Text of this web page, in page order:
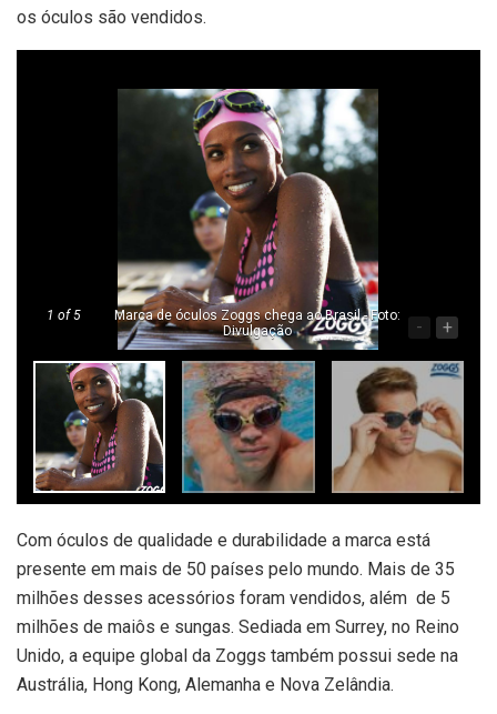
os óculos são vendidos.
1 of 5
Marca de óculos Zoggs chega ao Brasil - Foto:
Divulgação
- +
Com óculos de qualidade e durabilidade a marca está
presente em mais de 50 países pelo mundo. Mais de 35
milhões desses acessórios foram vendidos, além de 5
milhões de maiôs e sungas. Sediada em Surrey, no Reino
Unido, a equipe global da Zoggs também possui sede na
Austrália, Hong Kong, Alemanha e Nova Zelândia.